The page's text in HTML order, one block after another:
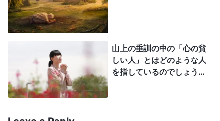
て、金銭のやりとりが行われ、家畜や鳩が持ち込ま
れ売り買いされていました。では、今日のキリスト
教会の状態はどうでしょうか。牧師たちは説教の中
でも聖書の知識や教義をいくらか解説できるだけ
で、聖霊の啓きも光も得ていません。信者たちも真
の潤しや滋養を受けられていないのに気づき、否定
山上の垂訓の中の「心の貧
しい人」とはどのような人
を指しているのでしょう